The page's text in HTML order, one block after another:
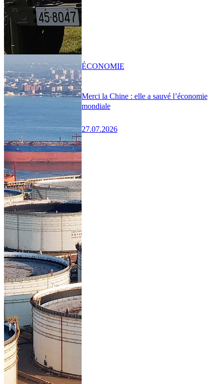
Merci la Chine : elle a sauvé l’économie
mondiale
27.07.2026
ÉCONOMIE